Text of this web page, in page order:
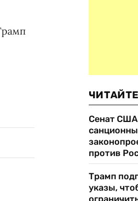
Сенат
против
Трамп
указы,